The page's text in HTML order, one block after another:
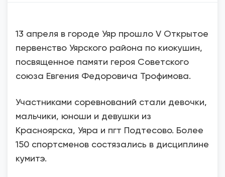
13 апреля в городе Уяр прошло V Открытое
первенство Уярского района по киокушин,
посвященное памяти героя Советского
союза Евгения Федоровича Трофимова.
Участниками соревнований стали девочки,
мальчики, юноши и девушки из
Красноярска, Уяра и пгт Подтесово. Более
150 спортсменов состязались в дисциплине
кумитэ.